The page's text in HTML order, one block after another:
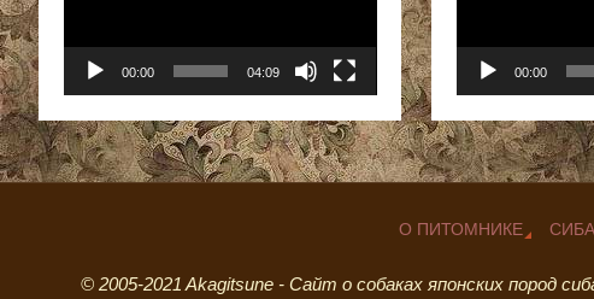
00:00 04:09 00:00
О ПИТОМНИКЕ
© 2005-2021 Akagitsune - Сайт о собаках японских пород